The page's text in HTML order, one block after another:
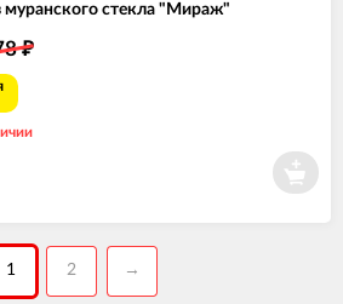
муранского стекла "Мираж"
₽
1 2 →